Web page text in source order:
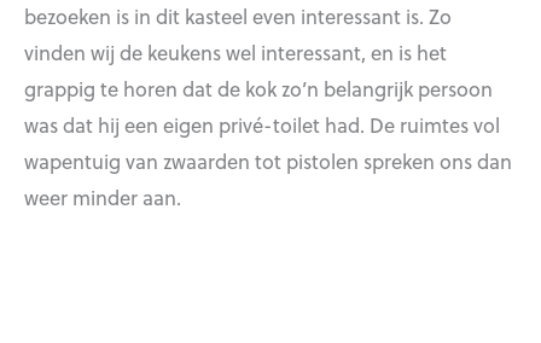
bezoeken is in dit kasteel even interessant is. Zo
vinden wij de keukens wel interessant, en is het
grappig te horen dat de kok zo’n belangrijk persoon
was dat hij een eigen privé-toilet had. De ruimtes vol
wapentuig van zwaarden tot pistolen spreken ons dan
weer minder aan.